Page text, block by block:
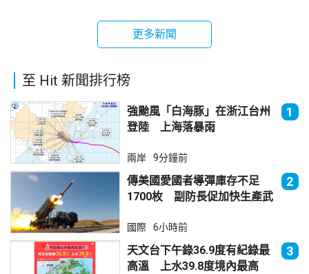
更多新聞
至 Hit 新聞排行榜
強颱風「白海豚」在浙江台州
登陸 上海落暴雨
1
兩岸 9分鐘前
傳美國愛國者導彈庫存不足
1700枚 副防長促加快生產武
2
國際 6小時前
天文台下午錄36.9度有紀錄最
高溫 上水39.8度境內最高
3